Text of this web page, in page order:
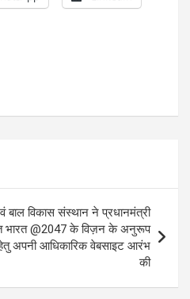
बाल विकास संस्थान ने प्रधानमंत्री
भारत @2047 के विज़न के अनुरूप
अपनी आधिकारिक वेबसाइट आरंभ
की